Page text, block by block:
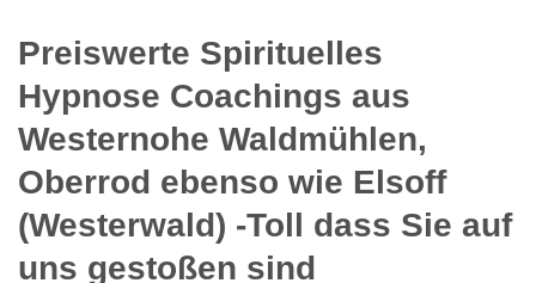
Preiswerte Spirituelles
Hypnose Coachings aus
Westernohe Waldmühlen,
Oberrod ebenso wie Elsoff
(Westerwald) -Toll dass Sie auf
uns gestoßen sind